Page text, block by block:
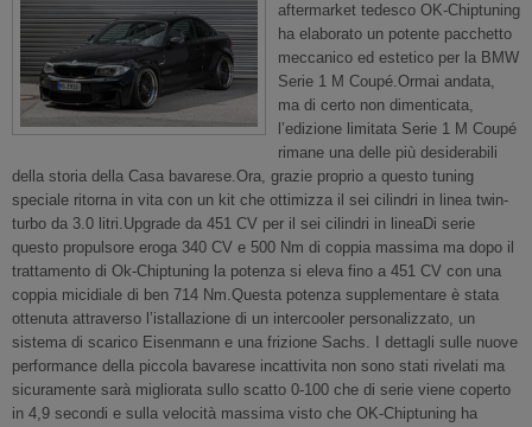
aftermarket tedesco OK-Chiptuning
ha elaborato un potente pacchetto
meccanico ed estetico per la BMW
Serie 1 M Coupé.Ormai andata,
ma di certo non dimenticata,
l’edizione limitata Serie 1 M Coupé
rimane una delle più desiderabili
della storia della Casa bavarese.Ora, grazie proprio a questo tuning
speciale ritorna in vita con un kit che ottimizza il sei cilindri in linea twin-
turbo da 3.0 litri.Upgrade da 451 CV per il sei cilindri in lineaDi serie
questo propulsore eroga 340 CV e 500 Nm di coppia massima ma dopo il
trattamento di Ok-Chiptuning la potenza si eleva fino a 451 CV con una
coppia micidiale di ben 714 Nm.Questa potenza supplementare è stata
ottenuta attraverso l’istallazione di un intercooler personalizzato, un
sistema di scarico Eisenmann e una frizione Sachs. I dettagli sulle nuove
performance della piccola bavarese incattivita non sono stati rivelati ma
sicuramente sarà migliorata sullo scatto 0-100 che di serie viene coperto
in 4,9 secondi e sulla velocità massima visto che OK-Chiptuning ha